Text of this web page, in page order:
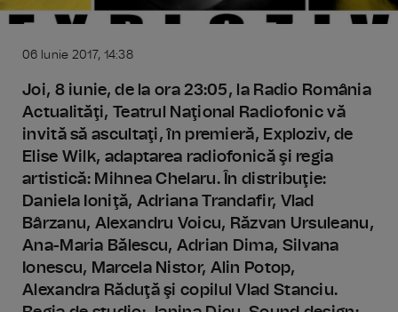
06 Iunie 2017, 14:38
Joi, 8 iunie, de la ora 23:05, la Radio România
Actualităţi, Teatrul Naţional Radiofonic vă
invită să ascultaţi, în premieră, Exploziv, de
Elise Wilk, adaptarea radiofonică şi regia
artistică: Mihnea Chelaru. În distribuţie:
Daniela Ioniţă, Adriana Trandafir, Vlad
Bârzanu, Alexandru Voicu, Răzvan Ursuleanu,
Ana-Maria Bălescu, Adrian Dima, Silvana
Ionescu, Marcela Nistor, Alin Potop,
Alexandra Răduţă şi copilul Vlad Stanciu.